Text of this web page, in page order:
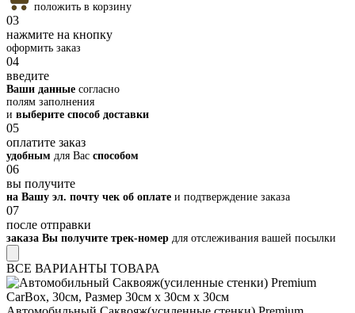
положить в корзину
03
нажмите на кнопку
оформить заказ
04
введите
Ваши данные согласно
полям заполнения
и выберите способ доставки
05
оплатите заказ
удобным для Вас способом
06
вы получите
на Вашу эл. почту чек об оплате и подтверждение заказа
07
после отправки
заказа Вы получите трек-номер для отслеживания вашей посылки
ВСЕ ВАРИАНТЫ ТОВАРА